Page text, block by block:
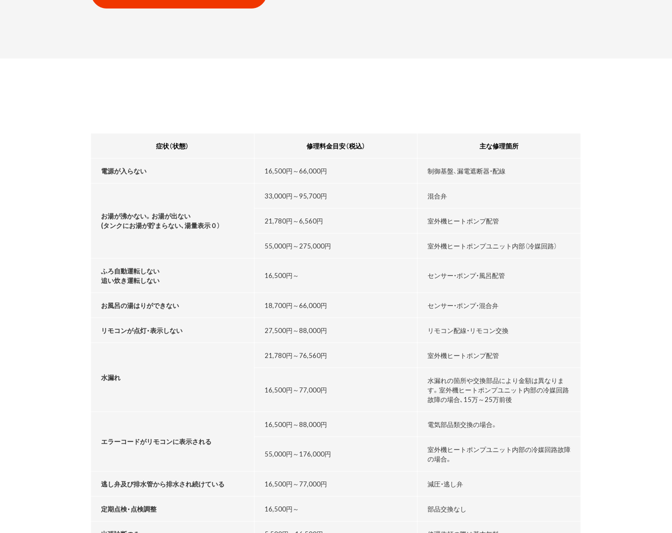
症状（状態） 修理料金目安（税込） 主な修理箇所
電源が入らない 16,500円～66,000円 制御基盤、漏電遮断器・配線
お湯が沸かない。お湯が出ない
(タンクにお湯が貯まらない､湯量表示０）
33,000円～95,700円 混合弁
21,780円～6,560円 室外機ヒートポンプ配管
55,000円～ 275,000円 室外機ヒートポンプユニット内部（冷媒回路）
ふろ自動運転しない
追い炊き運転しない
16,500円～ センサー・ポンプ・風呂配管
お風呂の湯はりができない 18,700円～66,000円 センサー・ポンプ・混合弁
リモコンが点灯・表示しない 27,500円～88,000円 リモコン配線・リモコン交換
水漏れ
21,780円～76,560円 室外機ヒートポンプ配管
16,500円～ 77,000円
水漏れの箇所や交換部品により金額は異なりま
す。室外機ヒートポンプユニット内部の冷媒回路
故障の場合､15万～25万前後
エラーコードがリモコンに表示される
16,500円～88,000円 電気部品類交換の場合。
55,000円～176,000円
室外機ヒートポンプユニット内部の冷媒回路故障
の場合。
逃し弁及び排水管から排水され続けている 16,500円～ 77,000円 減圧・逃し弁
定期点検・点検調整 16,500円～ 部品交換なし